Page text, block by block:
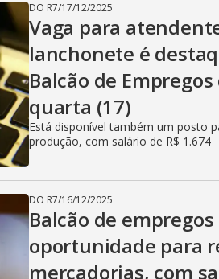
DO R7/17/12/2025
Vaga para
lanchonete é
Balcão de
quarta (17)
Está disponível também um posto
produção, com salário de R$ 1.674
DO R7/16/12/2025
Balcão de
oportunidade para
mercadorias, com